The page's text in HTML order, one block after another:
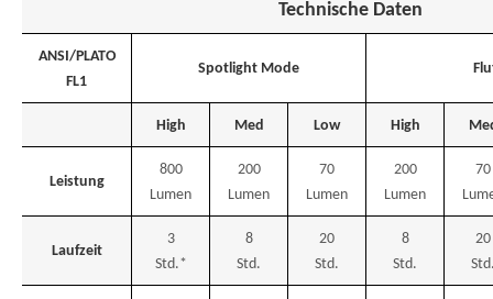
Technische Daten
ANSI/PLATO
FL1
Spotlight Mode
High Med Low High
Leistung
800
Lumen
200
Lumen
70
Lumen
200
Lumen
70
Laufzeit
3
Std.*
8
Std.
20
Std.
8
Std.
20